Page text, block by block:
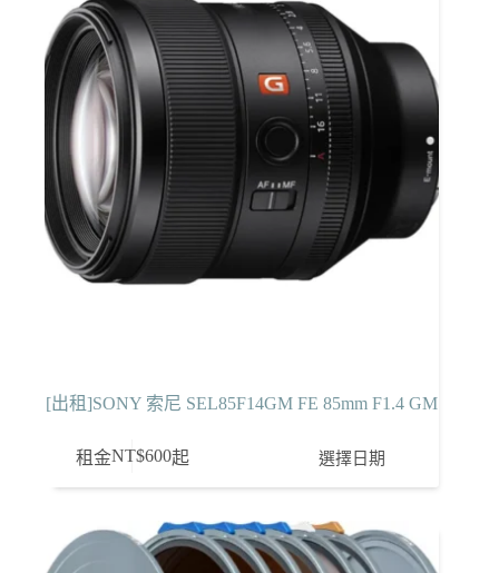
[出租]SONY 索尼 SEL85F14GM FE 85mm F1.4 GM
租金NT$600起 選擇日期